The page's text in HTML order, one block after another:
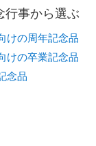
行事から選ぶ
けの周年記念品
けの卒業記念品
念品